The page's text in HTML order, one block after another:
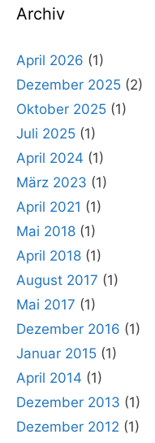
Archiv
April 2026 (1)
Dezember 2025 (2)
Oktober 2025 (1)
Juli 2025 (1)
April 2024 (1)
März 2023 (1)
April 2021 (1)
Mai 2018 (1)
April 2018 (1)
August 2017 (1)
Mai 2017 (1)
Dezember 2016 (1)
Januar 2015 (1)
April 2014 (1)
Dezember 2013 (1)
Dezember 2012 (1)